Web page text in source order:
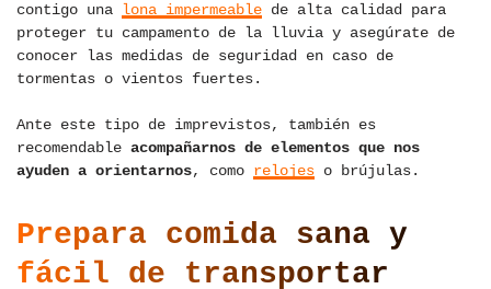
contigo una lona impermeable de alta calidad para
proteger tu campamento de la lluvia y asegúrate de
conocer las medidas de seguridad en caso de
tormentas o vientos fuertes.
Ante este tipo de imprevistos, también es
recomendable acompañarnos de elementos que nos
ayuden a orientarnos, como relojes o brújulas.
Prepara comida sana y
fácil de transportar